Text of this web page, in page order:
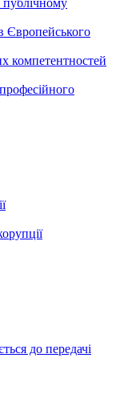
публічному
Європейського
компетентностей
до передачі